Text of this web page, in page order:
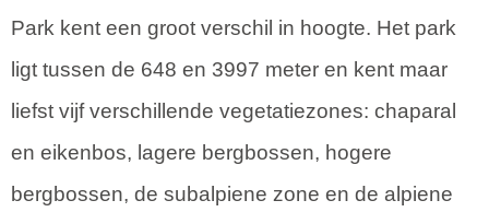
Park kent een groot verschil in hoogte. Het park
ligt tussen de 648 en 3997 meter en kent maar
liefst vijf verschillende vegetatiezones: chaparal
en eikenbos, lagere bergbossen, hogere
bergbossen, de subalpiene zone en de alpiene